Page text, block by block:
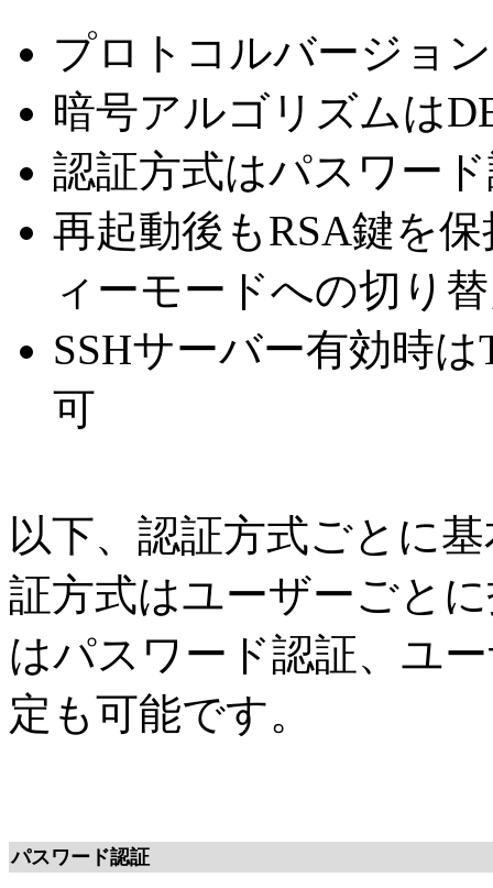
プロトコルバージョ
暗号アルゴリズムは
認証方式はパスワー
再起動後もRSA鍵を
ィーモードへの切り
SSHサーバー有効時
可
以下、認証方式ごとに
証方式はユーザーごと
はパスワード認証、ユ
定も可能です。
パスワード認証